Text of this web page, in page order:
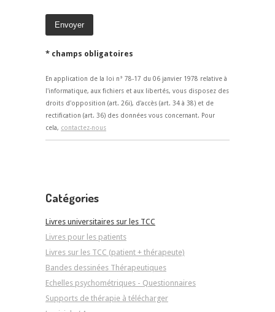
* champs obligatoires
En application de la loi n° 78-17 du 06 janvier 1978 relative à
l'informatique, aux fichiers et aux libertés, vous disposez des
droits d'opposition (art. 26i), d'accès (art. 34 à 38) et de
rectification (art. 36) des données vous concernant. Pour
cela, contactez-nous
Catégories
Livres universitaires sur les TCC
Livres pour les patients
Livres sur les TCC (patient + thérapeute)
Bandes dessinées Thérapeutiques
Echelles psychométriques - Questionnaires
Supports de thérapie à télécharger